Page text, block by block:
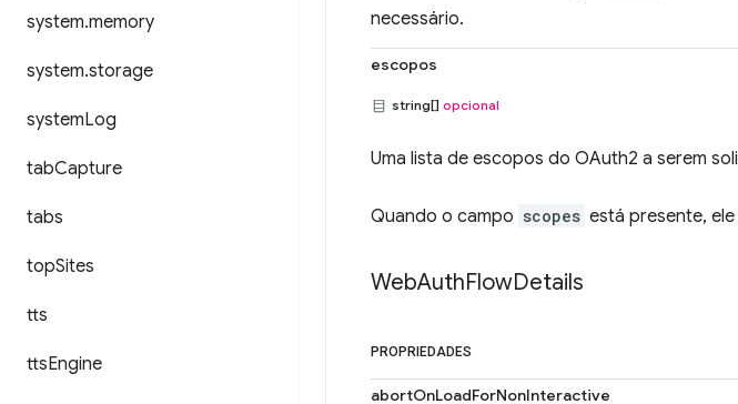
system.memory
system.storage
systemLog
tabCapture
tabs
topSites
tts
ttsEngine
necessário.
escopos
string[] opcional
Uma lista de escopos do OAuth2 a serem
Quando o campo scopes está presente,
WebAuthFlowDetails
PROPRIEDADES
abortOnLoadForNonInteractive